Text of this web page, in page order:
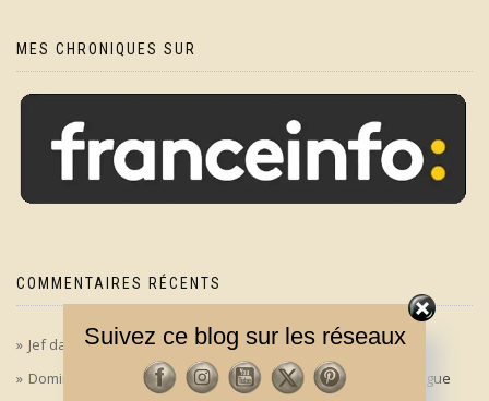
MES CHRONIQUES SUR
COMMENTAIRES RÉCENTS
Jefdans‘Le bon, la brute et le truand’ en version longue
Dominique
‘Le bon, la brute et le truand’ en version longue
Suivez ce blog sur les réseaux